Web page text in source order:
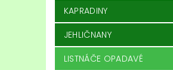
KAPRADINY
JEHLIČNANY
LISTNÁČE OPADAVÉ